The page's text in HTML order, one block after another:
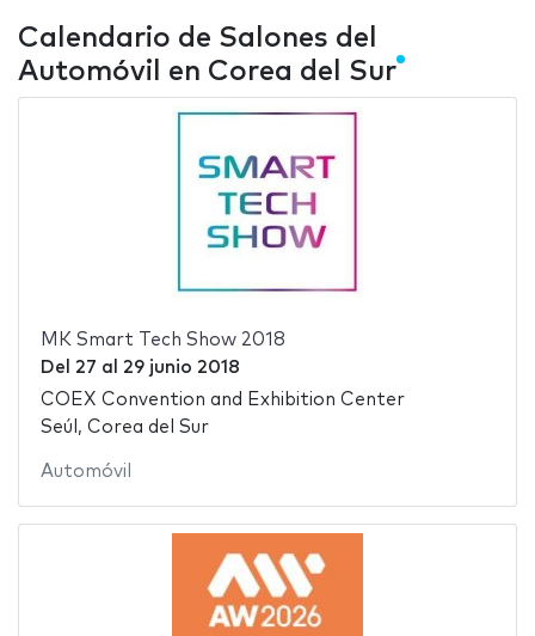
Calendario de Salones del
Automóvil en Corea del Sur
MK Smart Tech Show 2018
Del 27 al 29 junio 2018
COEX Convention and Exhibition Center
Seúl, Corea del Sur
Automóvil